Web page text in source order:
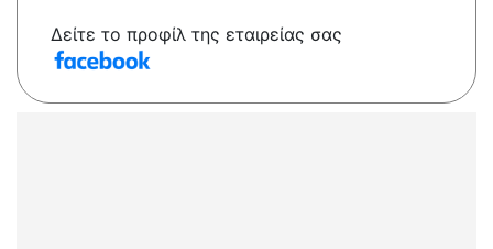
Δείτε το προφίλ της εταιρείας σας